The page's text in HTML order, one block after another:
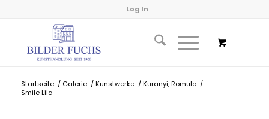
Log In
Startseite / Galerie / Kunstwerke / Kuranyi, Romulo /
Smile Lila